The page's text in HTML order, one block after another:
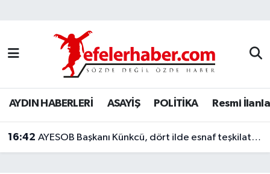
AYDIN HABERLERİ ASAYİŞ POLİTİKA Resmi
16:42 AYESOB Başkanı Künkcü, dört ilde esnaf teşkilatlarıyla buluştu
Nöbetçi Eczaneler
Hava Durumu
Aydin Namaz Vakitleri
Trafik Durumu